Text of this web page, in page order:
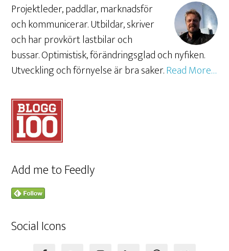
Projektleder, paddlar, marknadsför
och kommunicerar. Utbildar, skriver
och har provkört lastbilar och
bussar. Optimistisk, förändringsglad och nyfiken.
Utveckling och förnyelse är bra saker.Read More…
Add me to Feedly
Social Icons